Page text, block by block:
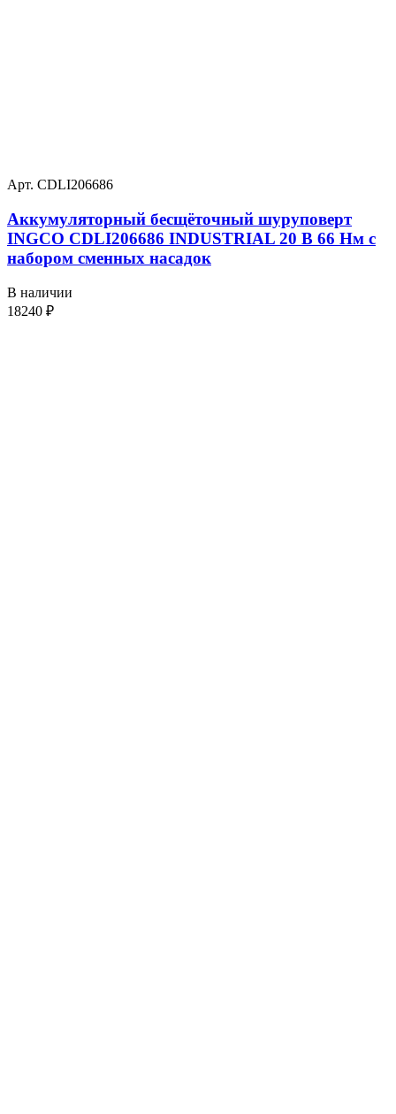
Арт. CDLI206686
Аккумуляторный бесщёточный шуруповерт
INGCO CDLI206686 INDUSTRIAL 20 В 66 Нм с
набором сменных насадок
В наличии
18240 ₽